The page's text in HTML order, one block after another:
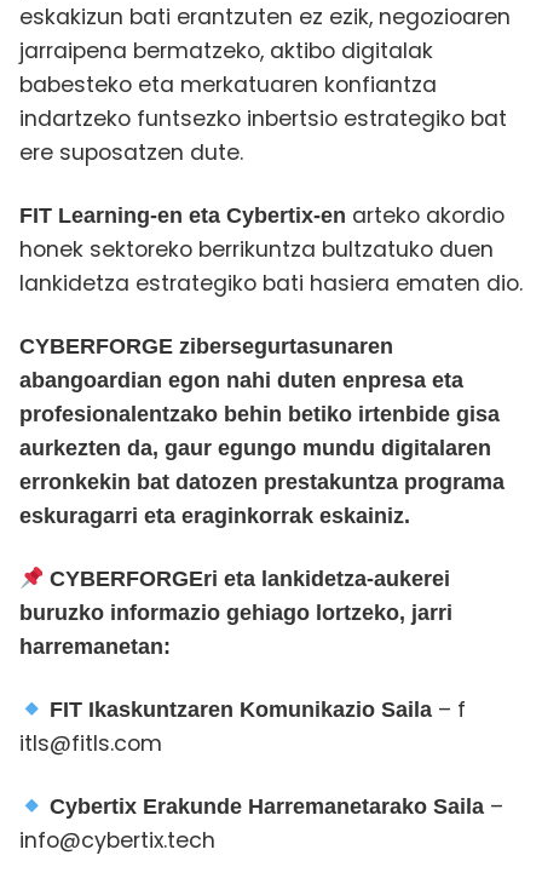
eskakizun bati erantzuten ez ezik, negozioaren
jarraipena bermatzeko, aktibo digitalak
babesteko eta merkatuaren konfiantza
indartzeko funtsezko inbertsio estrategiko bat
ere suposatzen dute.
FIT Learning-en eta Cybertix-en arteko akordio
honek sektoreko berrikuntza bultzatuko duen
lankidetza estrategiko bati hasiera ematen dio.
CYBERFORGE zibersegurtasunaren
abangoardian egon nahi duten enpresa eta
profesionalentzako behin betiko irtenbide gisa
aurkezten da, gaur egungo mundu digitalaren
erronkekin bat datozen prestakuntza programa
eskuragarri eta eraginkorrak eskainiz.
CYBERFORGEri eta lankidetza-aukerei
buruzko informazio gehiago lortzeko, jarri
harremanetan:
FIT Ikaskuntzaren Komunikazio Saila – f
itls@fitls.com
Cybertix Erakunde Harremanetarako Saila –
info@cybertix.tech